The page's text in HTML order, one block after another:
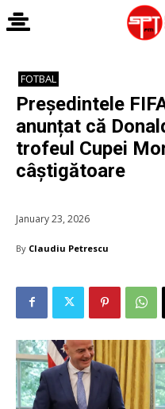
FOTBAL
Președintele
anunțat că
trofeul Cupei
câștigătoare
January 23, 2026
By Claudiu Petrescu